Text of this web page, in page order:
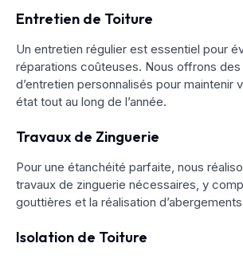
Entretien de Toiture
Un entretien régulier est essentiel pour
réparations coûteuses. Nous offrons
d’entretien personnalisés pour maintenir
état tout au long de l’année.
Travaux de Zinguerie
Pour une étanchéité parfaite, nous
travaux de zinguerie nécessaires, y
gouttières et la réalisation
Isolation de Toiture